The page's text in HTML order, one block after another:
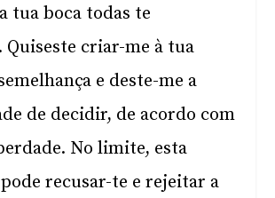
tua boca todas te
Quiseste criar-me à tua
e deste-me a
de decidir, de acordo com
No limite, esta
recusar-te e rejeitar a